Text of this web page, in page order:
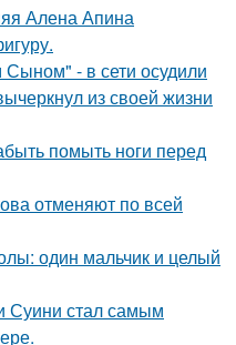
Алена Апина
- в сети осудили
из своей жизни
помыть ноги перед
отменяют по всей
один мальчик и целый
Суини стал самым